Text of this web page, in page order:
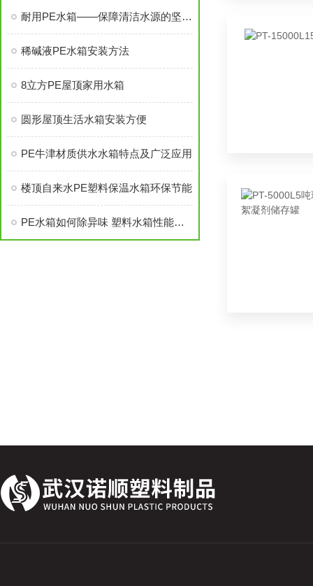
耐用PE水箱——保障清洁水源的坚实选择
稀碱液PE水箱安装方法
8立方PE屋顶家用水箱
圆形屋顶生活水箱安装方便
PE牛津材质供水水箱特点及广泛应用
楼顶自来水PE塑料保温水箱环保节能
PE水箱如何除异味 塑料水箱性能和选购